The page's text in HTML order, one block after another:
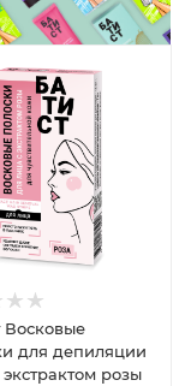
Восковые
для депиляции
розы